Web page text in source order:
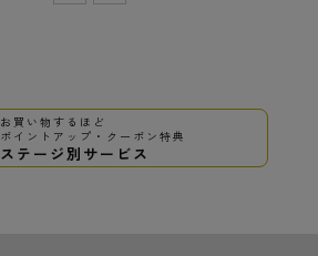
お買い物するほど
ポイントアップ・クーポン特典
ステージ別サービス